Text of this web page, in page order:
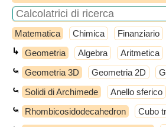
Matematica Chimica Finanziario
↳ Geometria Algebra Aritmetica
⤿ Geometria 3D Geometria 2D
⤿ Solidi di Archimede Anello sferico
⤿ Rhombicosidodecahedron Cubo